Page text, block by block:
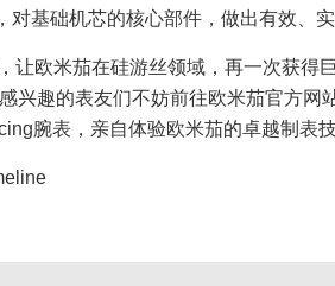
对基础机芯的核心部件，做出有效、
让欧米茄在硅游丝领域，再一次获得
兴趣的表友们不妨前往欧米茄官方
腕表，亲自体验欧米茄的卓越制表